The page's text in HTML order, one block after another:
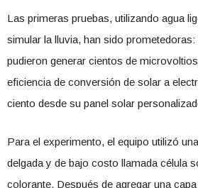
Las primeras pruebas, utilizando agua
simular la lluvia, han sido
pudieron generar cientos de
eficiencia de conversión de solar a
ciento desde su panel solar
Para el experimento, el equipo utilizó
delgada y de bajo costo llamada célula
colorante. Después de agregar una